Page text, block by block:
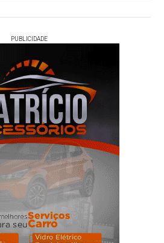
PUBLICIDADE